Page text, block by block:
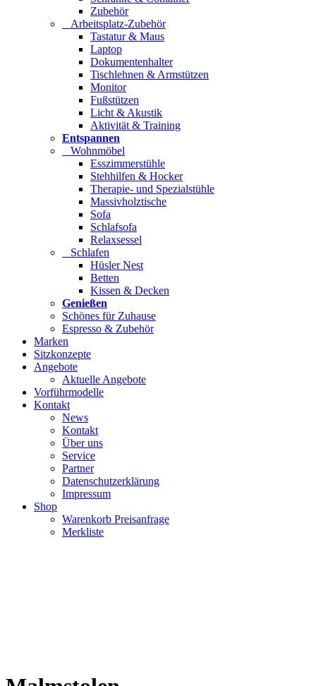
Zubehör
Arbeitsplatz-Zubehör
Tastatur & Maus
Laptop
Dokumentenhalter
Tischlehnen & Armstützen
Monitor
Fußstützen
Licht & Akustik
Aktivität & Training
Entspannen
Wohnmöbel
Esszimmerstühle
Stehhilfen & Hocker
Therapie- und Spezialstühle
Massivholztische
Sofa
Schlafsofa
Relaxsessel
Schlafen
Hüsler Nest
Betten
Kissen & Decken
Genießen
Schönes für Zuhause
Espresso & Zubehör
Marken
Sitzkonzepte
Angebote
Aktuelle Angebote
Vorführmodelle
Kontakt
News
Kontakt
Über uns
Service
Partner
Datenschutzerklärung
Impressum
Shop
Warenkorb Preisanfrage
Merkliste